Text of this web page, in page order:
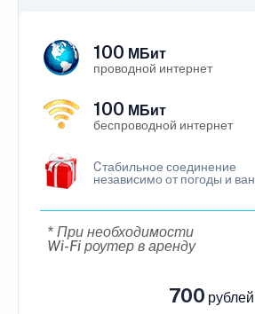
100 МБит
проводной интернет
100 МБит
беспроводной интернет
Cтабильное соединение
независимо от погоды и
* При необходимости
Wi-Fi роутер в аренду
700